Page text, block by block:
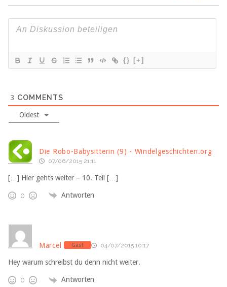
{} [+]
3 COMMENTS
Oldest
Die Robo-Babysitterin (9) - Windelgeschichten.org
07/06/2015 21:11
[…] Hier gehts weiter – 10. Teil […]
0 Antworten
Marcel Gast 04/07/2015 10:17
Hey warum schreibst du denn nicht weiter.
0 Antworten